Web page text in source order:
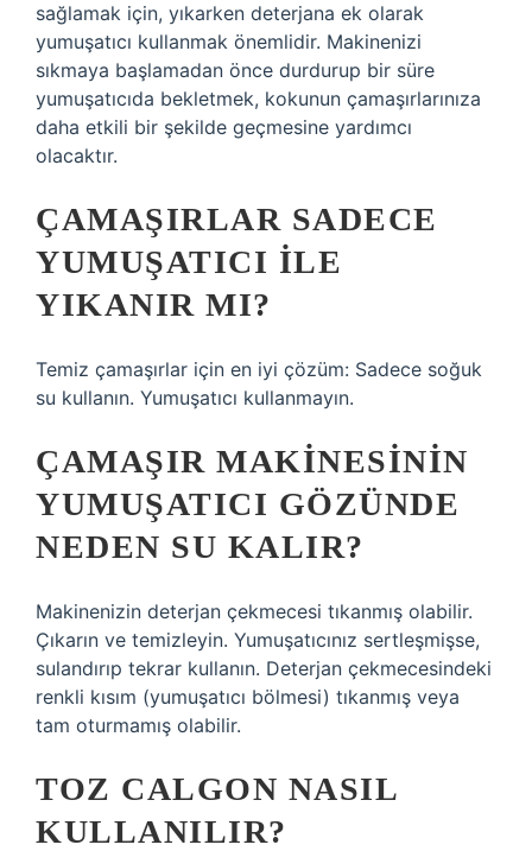
sağlamak için, yıkarken deterjana ek olarak
yumuşatıcı kullanmak önemlidir. Makinenizi
sıkmaya başlamadan önce durdurup bir süre
yumuşatıcıda bekletmek, kokunun çamaşırlarınıza
daha etkili bir şekilde geçmesine yardımcı
olacaktır.
ÇAMAŞIRLAR SADECE
YUMUŞATICI ILE
YIKANIR MI?
Temiz çamaşırlar için en iyi çözüm: Sadece soğuk
su kullanın. Yumuşatıcı kullanmayın.
ÇAMAŞIR MAKINESININ
YUMUŞATICI GÖZÜNDE
NEDEN SU KALIR?
Makinenizin deterjan çekmecesi tıkanmış olabilir.
Çıkarın ve temizleyin. Yumuşatıcınız sertleşmişse,
sulandırıp tekrar kullanın. Deterjan çekmecesindeki
renkli kısım (yumuşatıcı bölmesi) tıkanmış veya
tam oturmamış olabilir.
TOZ CALGON NASIL
KULLANILIR?